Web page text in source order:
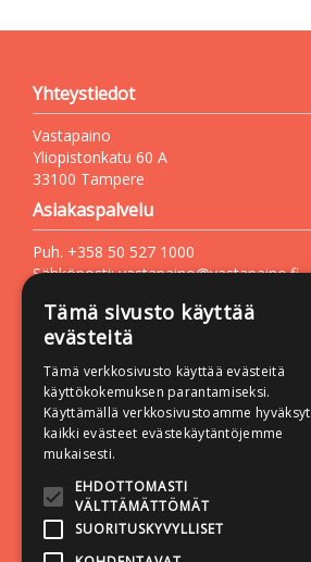
Yhteystiedot
Vastapaino
Yliopistonkatu 60 A
33100 Tampere
Asiakaspalvelu
Puh. +358 50 527 1000
Sähköposti:vastapaino@vastapaino.fi
Lisätietoa
Toimitusehdot
Käyttöohjeet
Tietosuojaseloste
Saavutettavuusseloste
Tämä sivusto käyttää
evästeitä
Tämä verkkosivusto käyttää evästeitä
käyttökokemuksen parantamiseksi.
Käyttämällä verkkosivustoamme hyväksyt
kaikki evästeet evästekäytäntöjemme
mukaisesti.
EHDOTTOMASTI
VÄLTTÄMÄTTÖMÄT
SUORITUSKYVYLLISET